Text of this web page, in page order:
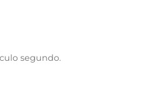
segundo.